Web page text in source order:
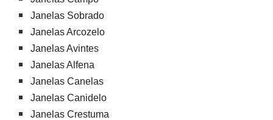
Janelas Sobrado
Janelas Arcozelo
Janelas Avintes
Janelas Alfena
Janelas Canelas
Janelas Canidelo
Janelas Crestuma